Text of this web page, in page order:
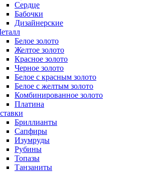
Сердце
Бабочки
Дизайнерские
Белое золото
Желтое золото
Красное золото
Черное золото
Белое с красным золото
Белое с желтым золото
Комбинированное золото
Платина
Бриллианты
Сапфиры
Изумруды
Рубины
Топазы
Танзаниты